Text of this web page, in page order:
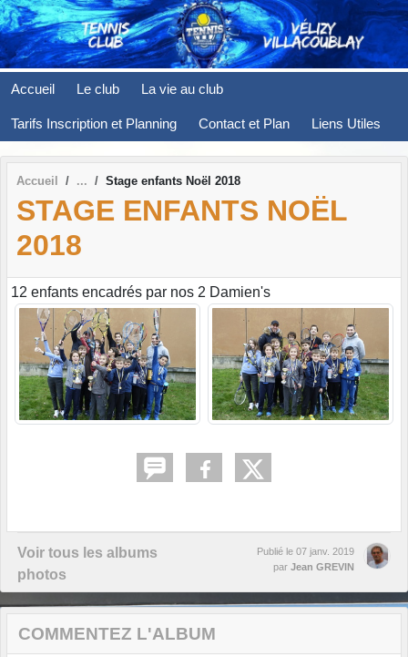
Accueil Le club La vie au club
Tarifs Inscription et Planning Contact et Plan Liens Utiles
Accueil Stage enfants Noël 2018
STAGE ENFANTS NOËL
2018
12 enfants encadrés par nos 2 Damien's
Voir tous les albums
photos
Publié le 07 janv. 2019
par Jean GREVIN
COMMENTEZ L'ALBUM
Panneau de gestion des cookies